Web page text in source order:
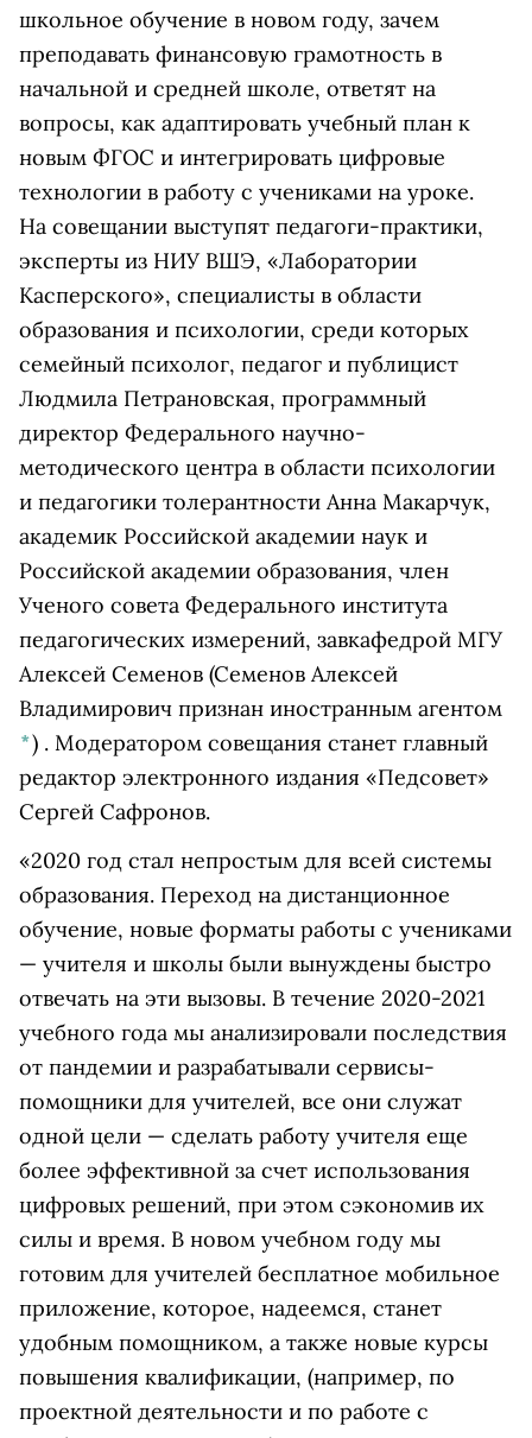
школьное обучение в новом году, зачем
преподавать финансовую грамотность в
начальной и средней школе, ответят на
вопросы, как адаптировать учебный план к
новым ФГОС и интегрировать цифровые
технологии в работу с учениками на уроке.
На совещании выступят педагоги-практики,
эксперты из НИУ ВШЭ, «Лаборатории
Касперского», специалисты в области
образования и психологии, среди которых
семейный психолог, педагог и публицист
Людмила Петрановская, программный
директор Федерального научно-
методического центра в области психологии
и педагогики толерантности Анна Макарчук,
академик Российской академии наук и
Российской академии образования, член
Ученого совета Федерального института
педагогических измерений, завкафедрой МГУ
Алексей Семенов (Семенов Алексей
Владимирович признан иностранным агентом
*) . Модератором совещания станет главный
редактор электронного издания «Педсовет»
Сергей Сафронов.
«2020 год стал непростым для всей системы
образования. Переход на дистанционное
обучение, новые форматы работы с учениками
— учителя и школы были вынуждены быстро
отвечать на эти вызовы. В течение 2020-2021
учебного года мы анализировали последствия
от пандемии и разрабатывали сервисы-
помощники для учителей, все они служат
одной цели — сделать работу учителя еще
более эффективной за счет использования
цифровых решений, при этом сэкономив их
силы и время. В новом учебном году мы
готовим для учителей бесплатное мобильное
приложение, которое, надеемся, станет
удобным помощником, а также новые курсы
повышения квалификации, (например, по
проектной деятельности и по работе с